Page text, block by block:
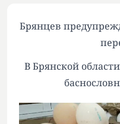
Брянцев
В Брянской